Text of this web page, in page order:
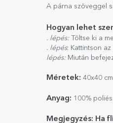
A párna szöveggel
Hogyan lehet
. lépés: Töltse ki a
. lépés: Kattintson
lépés: Miután
Méretek: 40x40 cm
Anyag: 100%
Megjegyzés: Ha